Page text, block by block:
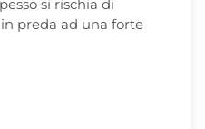
si rischia di
preda ad una forte